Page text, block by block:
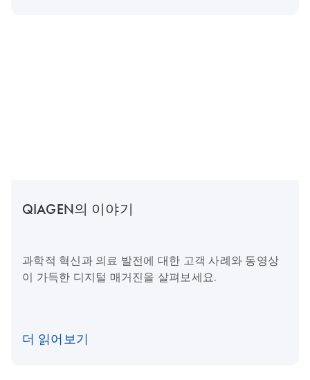
QIAGEN의 이야기
과학적 혁신과 의료 발전에 대한 고객 사례와 동영상
이 가득한 디지털 매거진을 살펴보세요.
더 읽어보기